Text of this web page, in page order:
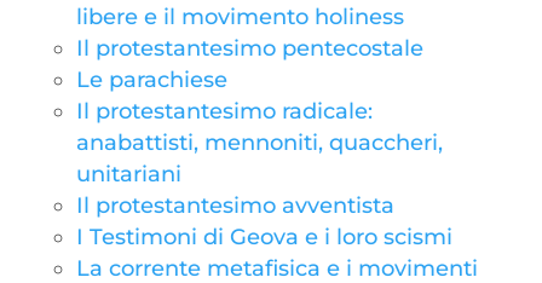
libere e il movimento holiness
Il protestantesimo pentecostale
Le parachiese
Il protestantesimo radicale:
anabattisti, mennoniti, quaccheri,
unitariani
Il protestantesimo avventista
I Testimoni di Geova e i loro scismi
La corrente metafisica e i movimenti